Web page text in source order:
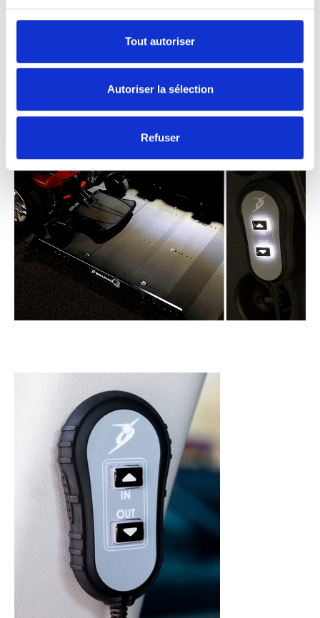
Tout autoriser
Autoriser la sélection
Refuser
Ne vous laissez pas intimider par l’obscurité.
La plateforme et la télécommande du Joey
Lift même dans les garages sombres et en
pleine nuit.